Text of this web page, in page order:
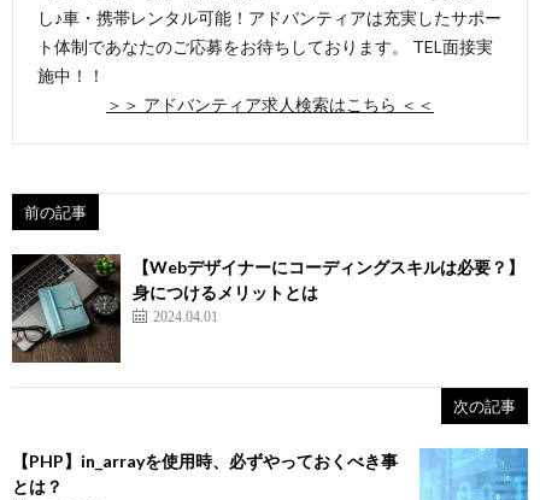
し♪車・携帯レンタル可能！アドバンティアは充実したサポー
ト体制であなたのご応募をお待ちしております。 TEL面接実
施中！！
＞＞ アドバンティア求人検索はこちら ＜＜
前の記事
【Webデザイナーにコーディングスキルは必要？】
身につけるメリットとは
2024.04.01
次の記事
【PHP】in_arrayを使用時、必ずやっておくべき事
とは？